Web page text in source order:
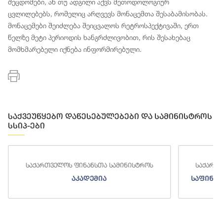
შეცდომები, ან თუ ადგილი აქვს მეთოდოლოგიურ
ცვლილებებს, რომელიც არღვევს მონაცემთა შესაბამისობას.
მონაცემები შეიძლება შეიცვალოს რეტროსპექტივაში, ერთ
წელზე მეტი პერიოდის ხანგრძლივობით, რის შესახებაც
მომხმარებელი იქნება ინფორმირებული.
საქვეუწყებო დაწესებულებები და სამინისტროს
სსიპ-ები
საქართველოს ფინანსთა სამინისტროს
აკადემია